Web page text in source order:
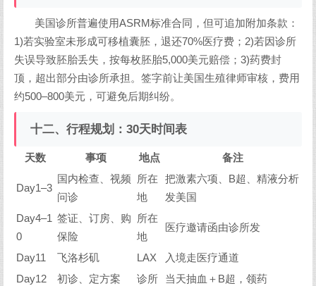
美国诊所普遍使用ASRM标准合同，但可追加附加条款：
1)若实验室未形成可移植囊胚，退还70%医疗费；2)若因诊所
失误导致胚胎丢失，按每枚胚胎5,000美元赔偿；3)药费封
顶，超出部分由诊所承担。签字前让美国生殖律师审核，费用
约500–800美元，可避免后期纠纷。
十二、行程规划：30天时间表
天数 事项 地点 备注
Day1–3
国内检查、视频
问诊
所在
地
把激素六项、B超、精液分析
发美国
Day4–1
0
签证、订房、购
保险
所在
地
医疗邀请函由诊所发
Day11 飞洛杉矶 LAX
入境走医疗通道
Day12
初诊、定方案 诊所
当天抽血＋B超，领药